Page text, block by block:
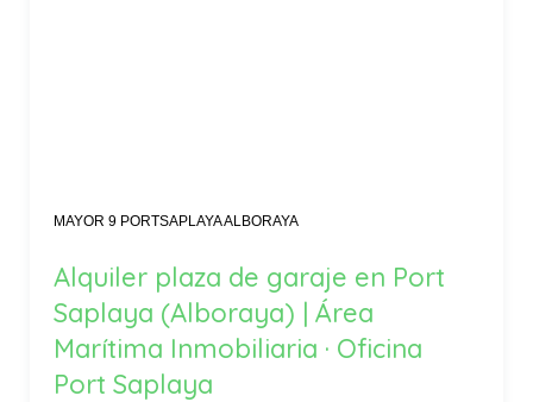
MAYOR 9 PORTSAPLAYA ALBORAYA
Alquiler plaza de garaje en Port
Saplaya (Alboraya) | Área
Marítima Inmobiliaria · Oficina
Port Saplaya